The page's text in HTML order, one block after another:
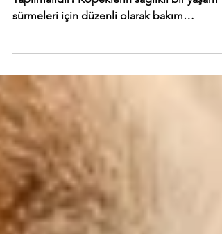
Yapılmalıdır?
sürmeleri için düzenli olarak bakım
ihtiyaçlarının...